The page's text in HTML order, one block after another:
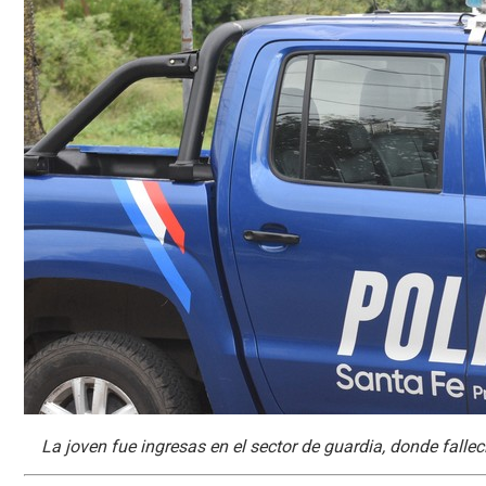
La joven fue ingresas en el sector de guardia, donde